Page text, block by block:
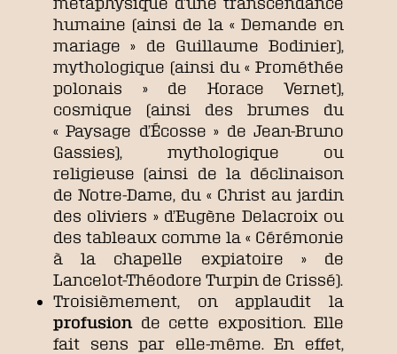
humaine (ainsi de la « Demande en
mariage » de Guillaume Bodinier),
mythologique (ainsi du « Prométhée
polonais » de Horace Vernet),
cosmique (ainsi des brumes du
« Paysage d’Écosse » de Jean-Bruno
Gassies), mythologique ou
religieuse (ainsi de la déclinaison
de Notre-Dame, du « Christ au jardin
des oliviers » d’Eugène Delacroix ou
des tableaux comme la « Cérémonie
à la chapelle expiatoire » de
Lancelot-Théodore Turpin de Crissé).
Troisièmement, on applaudit la
profusionde cette exposition. Elle
fait sens par elle-même. En effet,